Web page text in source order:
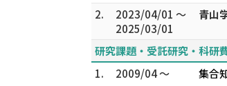
2.
2023/04/01 ～
2025/03/01
青山
研究課題・受託研究・科研
1.
2009/04 ～
集合